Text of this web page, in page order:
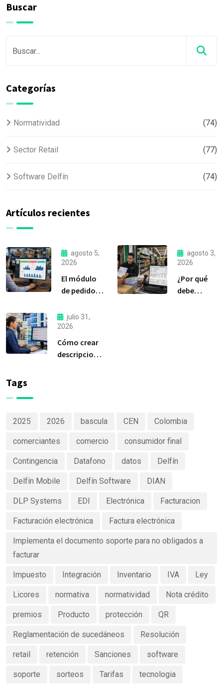
Buscar
Categorías
Normatividad (74)
Sector Retail (77)
Software Delfín (74)
Artículos recientes
agosto 5,
2026
El módulo
de pedidos:
la
herramienta
más
importante
agosto 3,
2026
¿Por qué
debe
julio 31,
2026
Cómo crear
descripciones
Tags
2025 2026 bascula CEN Colombia
comerciantes comercio consumidor final
Contingencia Datafono datos Delfín
Delfín Mobile Delfín Software DIAN
DLP Systems EDI Electrónica Facturacion
Facturación electrónica Factura electrónica
Implementa el documento soporte para no obligados a
facturar
Impuesto Integración Inventario IVA Ley
Licores normativa normatividad Nota crédito
premios Producto protección QR
Reglamentación de sucedáneos Resolución
retail retención Sanciones software
soporte sorteos Tarifas tecnologia